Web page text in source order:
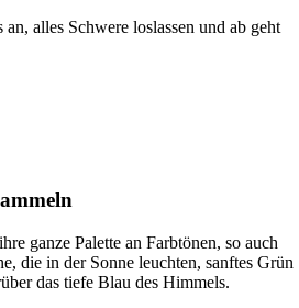
alles Schwere loslassen und ab geht
ganze Palette an Farbtönen, so auch
die in der Sonne leuchten, sanftes Grün
das tiefe Blau des Himmels.